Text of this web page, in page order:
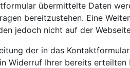
übermittelte Daten
bereitzustehen. Eine
jedoch nicht auf der
der in das
Widerruf Ihrer bereits